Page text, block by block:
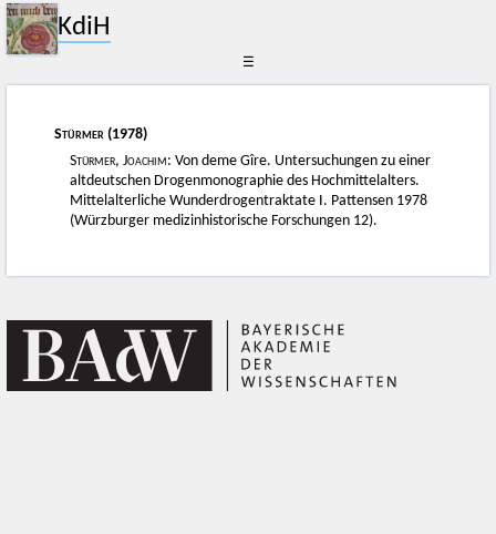
KdiH
☰
Stürmer (1978)
Stürmer, Joachim: Von deme Gîre. Untersuchungen zu einer
altdeutschen Drogenmonographie des Hochmittelalters.
Mittelalterliche Wunderdrogentraktate I. Pattensen 1978
(Würzburger medizinhistorische Forschungen 12).